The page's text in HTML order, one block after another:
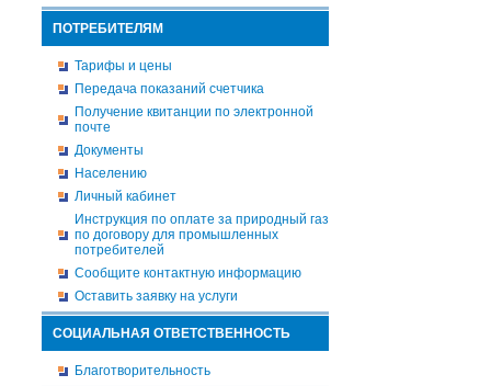
ПОТРЕБИТЕЛЯМ
Тарифы и цены
Передача показаний счетчика
Получение квитанции по электронной
почте
Документы
Населению
Личный кабинет
Инструкция по оплате за природный газ
по договору для промышленных
потребителей
Сообщите контактную информацию
Оставить заявку на услуги
СОЦИАЛЬНАЯ ОТВЕТСТВЕННОСТЬ
Благотворительность